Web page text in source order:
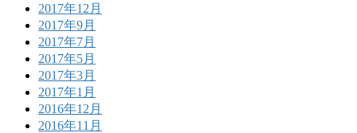
2017年12月
2017年9月
2017年7月
2017年5月
2017年3月
2017年1月
2016年12月
2016年11月